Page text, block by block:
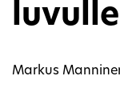
luvulle
Markus